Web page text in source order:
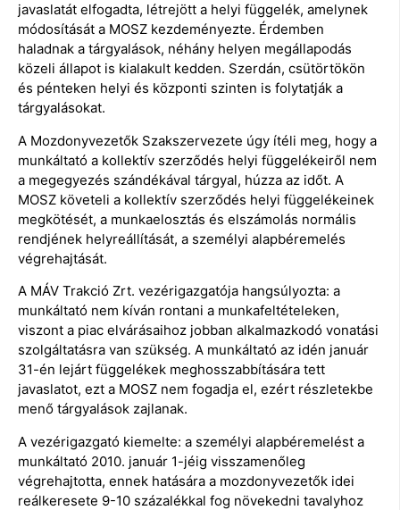
javaslatát elfogadta, létrejött a helyi függelék, amelynek
módosítását a MOSZ kezdeményezte. Érdemben
haladnak a tárgyalások, néhány helyen megállapodás
közeli állapot is kialakult kedden. Szerdán, csütörtökön
és pénteken helyi és központi szinten is folytatják a
tárgyalásokat.
A Mozdonyvezetők Szakszervezete úgy ítéli meg, hogy a
munkáltató a kollektív szerződés helyi függelékeiről nem
a megegyezés szándékával tárgyal, húzza az időt. A
MOSZ követeli a kollektív szerződés helyi függelékeinek
megkötését, a munkaelosztás és elszámolás normális
rendjének helyreállítását, a személyi alapbéremelés
végrehajtását.
A MÁV Trakció Zrt. vezérigazgatója hangsúlyozta: a
munkáltató nem kíván rontani a munkafeltételeken,
viszont a piac elvárásaihoz jobban alkalmazkodó vonatási
szolgáltatásra van szükség. A munkáltató az idén január
31-én lejárt függelékek meghosszabbítására tett
javaslatot, ezt a MOSZ nem fogadja el, ezért részletekbe
menő tárgyalások zajlanak.
A vezérigazgató kiemelte: a személyi alapbéremelést a
munkáltató 2010. január 1-jéig visszamenőleg
végrehajtotta, ennek hatására a mozdonyvezetők idei
reálkeresete 9-10 százalékkal fog növekedni tavalyhoz